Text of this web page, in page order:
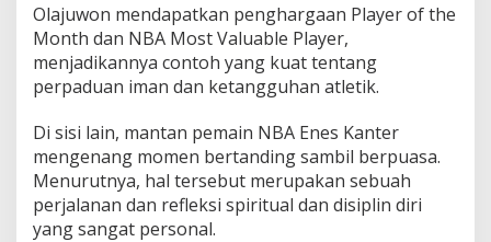
Olajuwon mendapatkan penghargaan Player of the
Month dan NBA Most Valuable Player,
menjadikannya contoh yang kuat tentang
perpaduan iman dan ketangguhan atletik.
Di sisi lain, mantan pemain NBA Enes Kanter
mengenang momen bertanding sambil berpuasa.
Menurutnya, hal tersebut merupakan sebuah
perjalanan dan refleksi spiritual dan disiplin diri
yang sangat personal.